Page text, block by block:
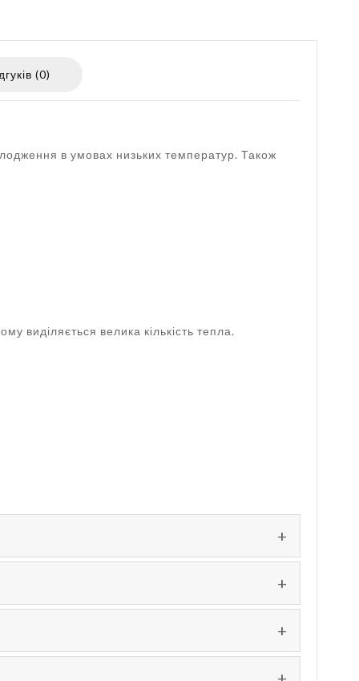
(0)
в умовах низьких температур. Також
виділяється велика кількість тепла.